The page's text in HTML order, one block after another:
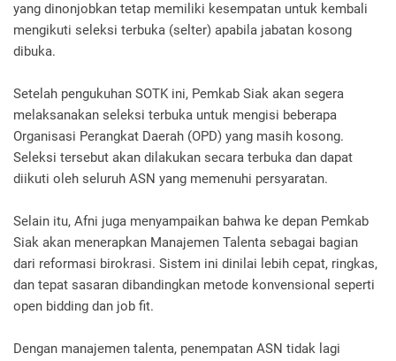
yang dinonjobkan tetap memiliki kesempatan untuk kembali
mengikuti seleksi terbuka (selter) apabila jabatan kosong
dibuka.
Setelah pengukuhan SOTK ini, Pemkab Siak akan segera
melaksanakan seleksi terbuka untuk mengisi beberapa
Organisasi Perangkat Daerah (OPD) yang masih kosong.
Seleksi tersebut akan dilakukan secara terbuka dan dapat
diikuti oleh seluruh ASN yang memenuhi persyaratan.
Selain itu, Afni juga menyampaikan bahwa ke depan Pemkab
Siak akan menerapkan Manajemen Talenta sebagai bagian
dari reformasi birokrasi. Sistem ini dinilai lebih cepat, ringkas,
dan tepat sasaran dibandingkan metode konvensional seperti
open bidding dan job fit.
Dengan manajemen talenta, penempatan ASN tidak lagi